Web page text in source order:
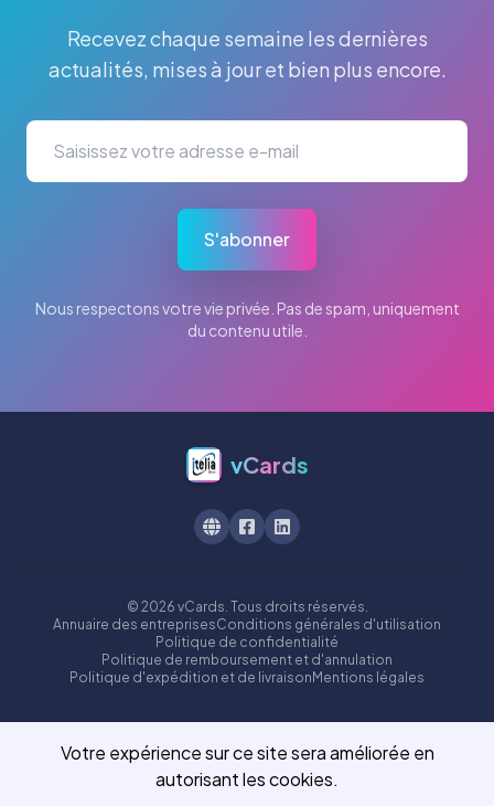
Recevez chaque semaine les dernières
actualités, mises à jour et bien plus encore.
S'abonner
Nous respectons votre vie privée. Pas de spam, uniquement
du contenu utile.
vCards
© 2026 vCards. Tous droits réservés.
Annuaire des entreprisesConditions générales d'utilisation
Politique de confidentialité
Politique de remboursement et d'annulation
Politique d'expédition et de livraison Mentions légales
Votre expérience sur ce site sera améliorée en
autorisant les cookies.